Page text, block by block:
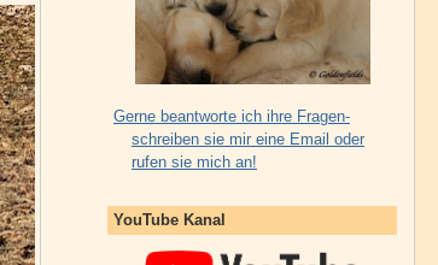
Gerne beantworte ich ihre Fragen-
schreiben sie mir eine Email oder
rufen sie mich an!
YouTube Kanal